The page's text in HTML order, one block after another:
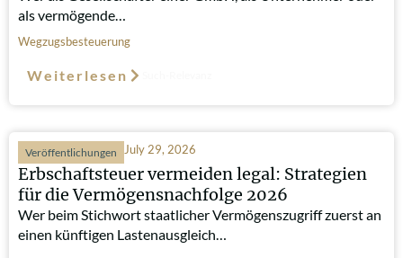
als vermögende…
Wegzugsbesteuerung
Weiterlesen
Veröffentlichungen July 29, 2026
Erbschaftsteuer vermeiden legal: Strategien
für die Vermögensnachfolge 2026
Wer beim Stichwort staatlicher Vermögenszugriff zuerst an
einen künftigen Lastenausgleich…